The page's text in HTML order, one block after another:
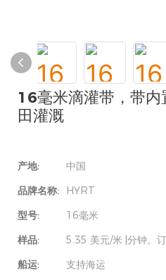
16毫米滴灌带，带
田灌溉
产地:
中国
品牌名称:
HYRT
型号:
16毫米
样品:
5.35 美元/米 |分钟。
船运:
支持海运